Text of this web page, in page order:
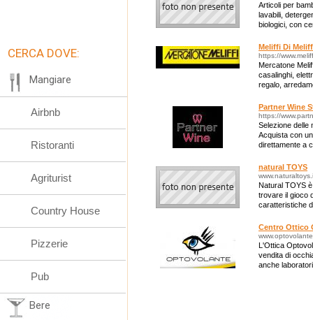
Articoli per
lavabili,
biologici, con
Meliffi Di
https://
Mercatone
casalinghi,
regalo,
Partner Wine
https://
Selezione delle
Acquista con
direttamente a
natural TOYS
Natural TOYS
trovare il gioco
caratteristiche
Centro Ottico
L'Ottica
vendita di
anche
CERCA DOVE:
Mangiare
Airbnb
Ristoranti
Agriturist
Country House
Pizzerie
Pub
Bere